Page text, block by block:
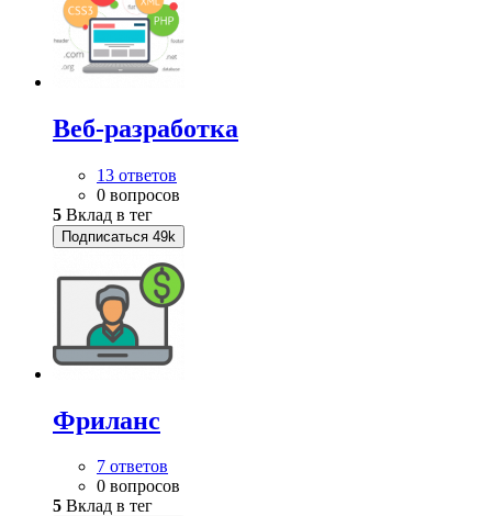
Веб-разработка
13 ответов
0 вопросов
5 Вклад в тег
Подписаться 49k
Фриланс
7 ответов
0 вопросов
5 Вклад в тег